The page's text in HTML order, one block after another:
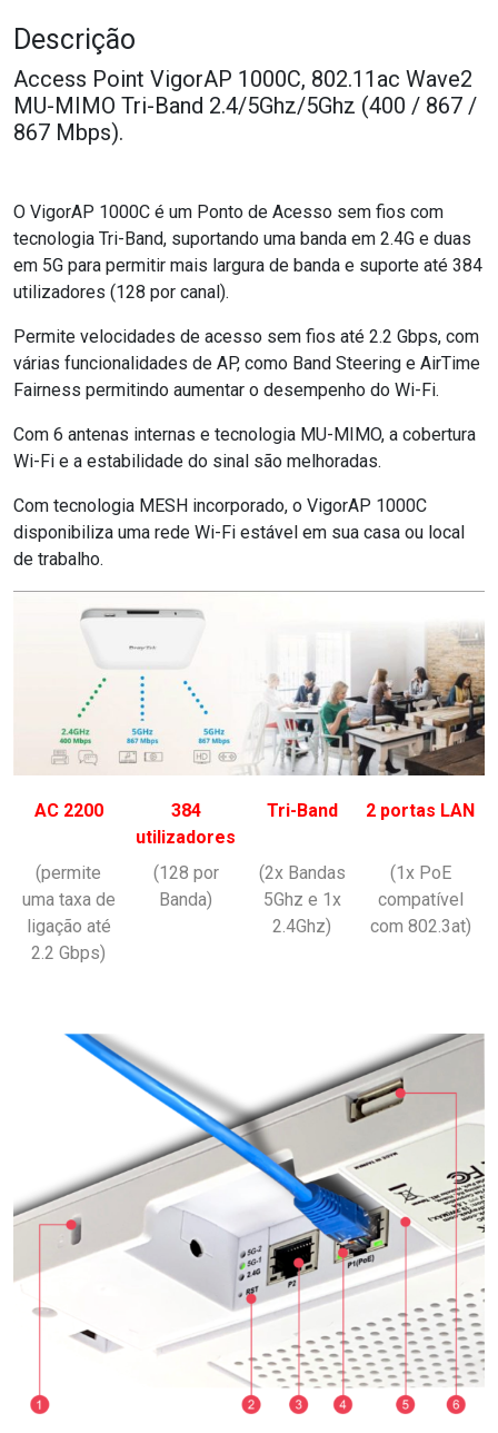
Descrição
Access Point VigorAP 1000C, 802.11ac Wave2
MU-MIMO Tri-Band 2.4/5Ghz/5Ghz (400 / 867 /
867 Mbps).
O VigorAP 1000C é um Ponto de Acesso sem fios com
tecnologia Tri-Band, suportando uma banda em 2.4G e duas
em 5G para permitir mais largura de banda e suporte até 384
utilizadores (128 por canal).
Permite velocidades de acesso sem fios até 2.2 Gbps, com
várias funcionalidades de AP, como Band Steering e AirTime
Fairness permitindo aumentar o desempenho do Wi-Fi.
Com 6 antenas internas e tecnologia MU-MIMO, a cobertura
Wi-Fi e a estabilidade do sinal são melhoradas.
Com tecnologia MESH incorporado, o VigorAP 1000C
disponibiliza uma rede Wi-Fi estável em sua casa ou local
de trabalho.
AC 2200
384
utilizadores
Tri-Band 2 portas LAN
(permite
uma taxa de
ligação até
2.2 Gbps)
(128 por
Banda)
(2x Bandas
5Ghz e 1x
2.4Ghz)
(1x PoE
compatível
com 802.3at)